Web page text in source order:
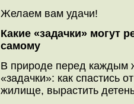
Желаем вам удачи!
Какие «задачки» могут
самому
В природе перед каждым
«задачки»: как спастись
жилище, вырастить